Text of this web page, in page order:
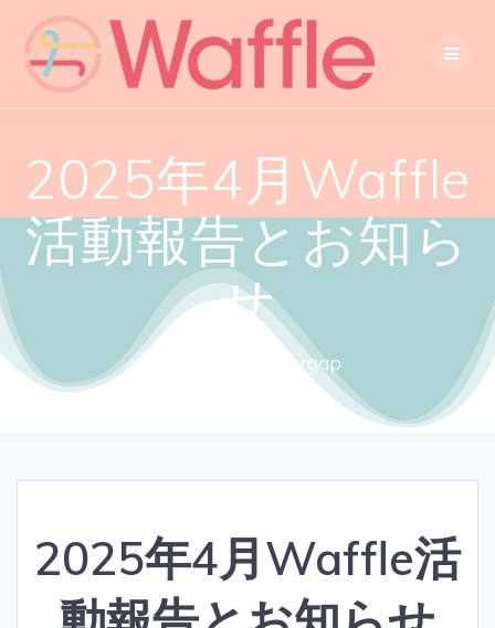
2025年4月Waffle
活動報告とお知ら
せ
Close the gendergap
2025年4月Waffle活